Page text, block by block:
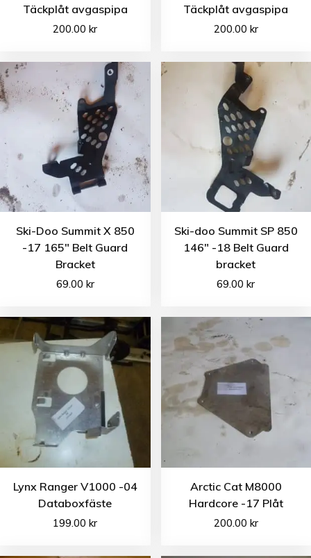
Täckplåt avgaspipa
200.00kr
Täckplåt avgaspipa
200.00 kr
Ski-Doo Summit X 850
-17 165″ Belt Guard
Bracket
69.00 kr
Ski-doo Summit SP 850
146″ -18 Belt Guard
bracket
69.00kr
Lynx Ranger V1000 -04
Databoxfäste
199.00kr
Arctic Cat M8000
Hardcore -17 Plåt
200.00 kr